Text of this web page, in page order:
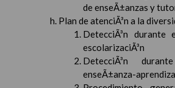
de enseÃ±anzas y
Plan de atenciÃ³n a la
DetecciÃ³n durante
escolarizaciÃ³n
DetecciÃ³n
enseÃ±anza-